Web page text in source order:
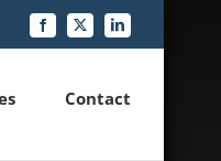
Facebook
X LinkedIn
Contact